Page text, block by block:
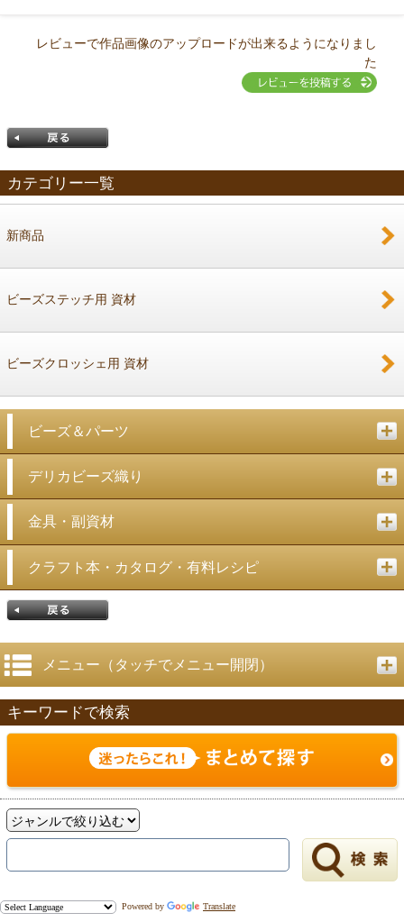
レビューで作品画像のアップロードが出来るようになりまし
た
カテゴリー一覧
新商品
ビーズステッチ用 資材
ビーズクロッシェ用 資材
ビーズ＆パーツ
デリカビーズ織り
金具・副資材
クラフト本・カタログ・有料レシピ
戻る
メニュー（タッチでメニュー開閉）
キーワードで検索
Powered by Translate